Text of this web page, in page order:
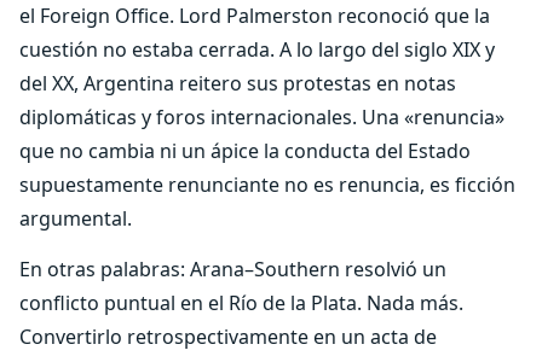
el Foreign Office. Lord Palmerston reconoció que la
cuestión no estaba cerrada. A lo largo del siglo XIX y
del XX, Argentina reitero sus protestas en notas
diplomáticas y foros internacionales. Una «renuncia»
que no cambia ni un ápice la conducta del Estado
supuestamente renunciante no es renuncia, es ficción
argumental.
En otras palabras: Arana–Southern resolvió un
conflicto puntual en el Río de la Plata. Nada más.
Convertirlo retrospectivamente en un acta de